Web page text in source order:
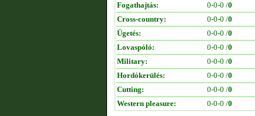
Fogathajtás:
0-0-0 /0
Cross-country:
0-0-0 /0
Ügetés:
0-0-0 /0
Lovaspóló:
0-0-0 /0
Military:
0-0-0 /0
Hordókerülés:
0-0-0 /0
Cutting:
0-0-0 /0
Western pleasure:
0-0-0 /0